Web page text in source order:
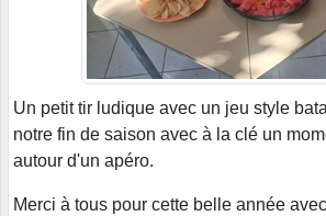
Un petit tir ludique avec un jeu style
notre fin de saison avec à la clé un
autour d'un apéro.
Merci à tous pour cette belle année